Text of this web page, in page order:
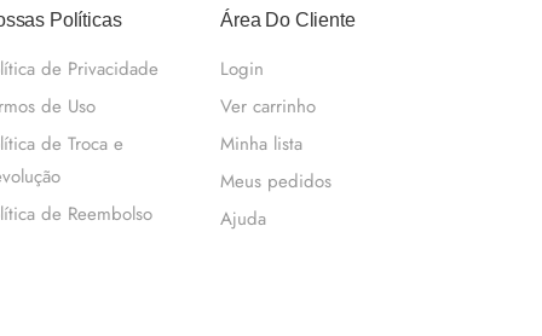
Políticas
de Privacidade
de Uso
de Troca e
de Reembolso
Área Do Cliente
Login
Ver carrinho
Minha lista
Meus pedidos
Ajuda